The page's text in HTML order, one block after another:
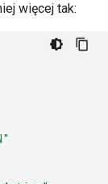
więcej tak: